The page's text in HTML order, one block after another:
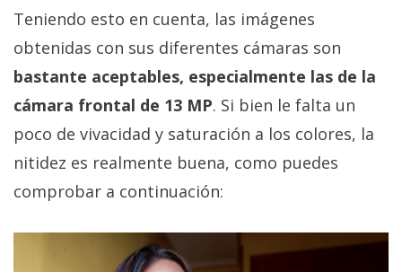
Teniendo esto en cuenta, las imágenes
obtenidas con sus diferentes cámaras son
bastante aceptables, especialmente las de la
cámara frontal de 13 MP. Si bien le falta un
poco de vivacidad y saturación a los colores, la
nitidez es realmente buena, como puedes
comprobar a continuación: